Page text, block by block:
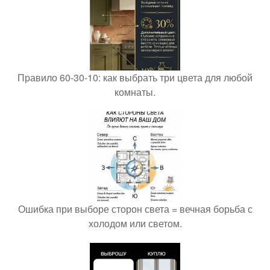
Правило 60-30-10: как выбрать три цвета для любой
комнаты.
Ошибка при выборе сторон света = вечная борьба с
холодом или светом.